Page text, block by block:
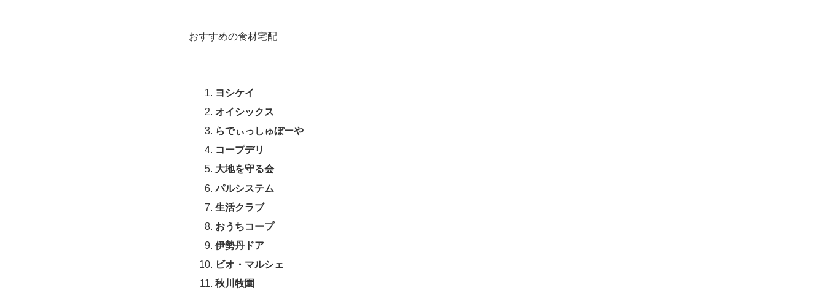
おすすめの食材宅配
ヨシケイ
オイシックス
らでぃっしゅぼーや
コープデリ
大地を守る会
パルシステム
生活クラブ
おうちコープ
伊勢丹ドア
ビオ・マルシェ
秋川牧園